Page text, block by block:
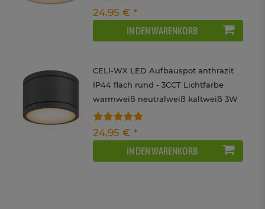
24,95 € *
IN DEN WARENKORB
CELI-WX LED Aufbauspot anthrazit
IP44 flach rund - 3CCT Lichtfarbe
warmweiß neutralweiß kaltweiß 3W
24,95 € *
IN DEN WARENKORB